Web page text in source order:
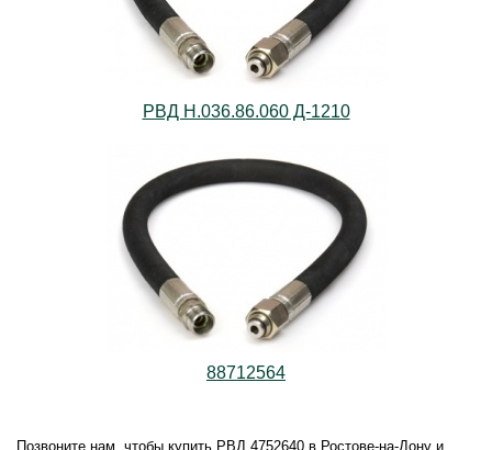
РВД Н.036.86.060 Д-1210
88712564
Позвоните нам, чтобы купить РВД 4752640 в Ростове-на-Дону и